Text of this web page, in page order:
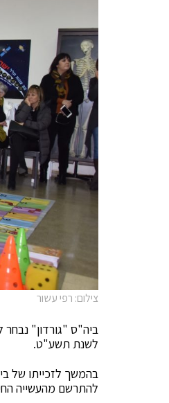
צילום: רפי עשור
ביה"ס "גורדון" נבחר
לשנת תשע"ט.
בהמשך לזכייתו של
להתרשם מהעשייה